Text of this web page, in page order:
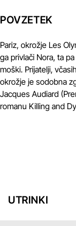
POVZETEK
Pariz, okrožje Les
ga privlači Nora, ta
moški. Prijatelji,
okrožje je sodobna
Jacques Audiard
romanu Killing and
UTRINKI